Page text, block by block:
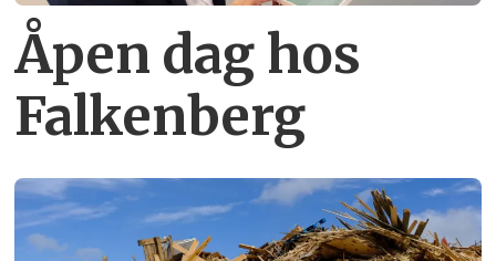
Åpen dag hos
Falkenberg